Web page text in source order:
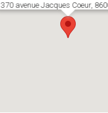
370 avenue Jacques Coeur,